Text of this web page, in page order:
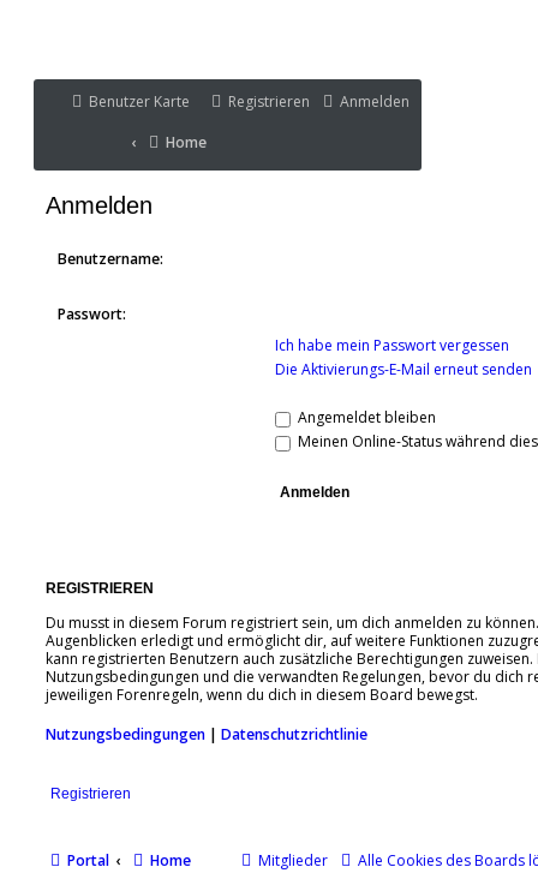
Benutzer Karte Anmelden
Registrieren
Portal
Home
Benutzer Karte
Home
Anmelden
Benutzername:
Passwort:
Ich habe mein Passwort vergessen
Die Aktivierungs-E-Mail erneut senden
Angemeldet bleiben
Meinen Online-Status während
REGISTRIEREN
Du musst in diesem Forum registriert sein, um dich anmelden zu
Augenblicken erledigt und ermöglicht dir, auf weitere Funktionen
kann registrierten Benutzern auch zusätzliche Berechtigungen
Nutzungsbedingungen und die verwandten Regelungen, bevor du dich
jeweiligen Forenregeln, wenn du dich in diesem Board bewegst.
Nutzungsbedingungen | Datenschutzrichtlinie
Registrieren
Portal Home Alle Cookies des Boards
Mitglieder